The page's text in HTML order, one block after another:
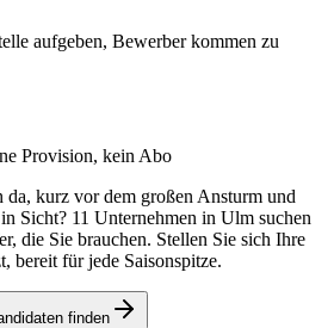
aufgeben, Bewerber kommen zu
Provision, kein Abo
da, kurz vor dem großen Ansturm und
Sicht? 11 Unternehmen in Ulm suchen
die Sie brauchen. Stellen Sie sich Ihre
bereit für jede Saisonspitze.
finden